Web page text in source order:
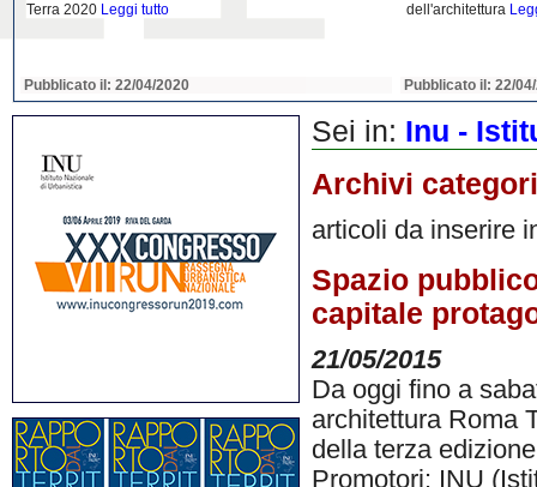
Terra 2020 Leggi tutto
Pubblicato il: 22/04/2020
dell'architettura
Pubblicato il: 22/
Sei in: Inu -
Archivi
articoli da inserire
Spazio
capitale
21/05/2015
Da oggi fino a
architettura Roma
della terza
Promotori: INU